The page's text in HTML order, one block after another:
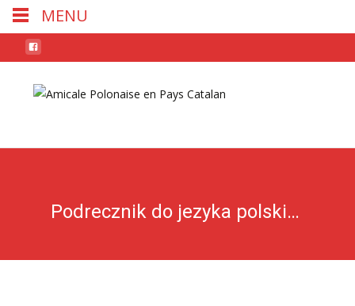
Podrecznik do jezyka polskiego klasa 5
MENU